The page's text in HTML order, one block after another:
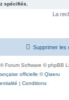
spécifiés.
La
Supprimer les
® Forum Software © phpBB
officielle ©Qiaeru
| Conditions